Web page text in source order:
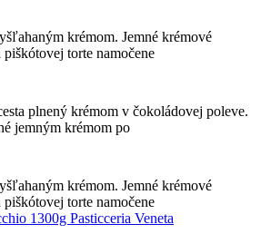
krémom. Jemné krémové
piškótovej torte namočene
plnený krémom v čokoládovej poleve.
jemným krémom po
krémom. Jemné krémové
piškótovej torte namočene